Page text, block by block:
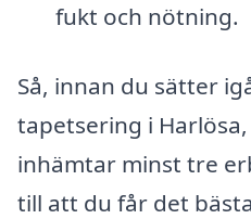
fukt och nötning.
Så, innan du sätter
tapetsering i
inhämtar minst tre
till att du får det